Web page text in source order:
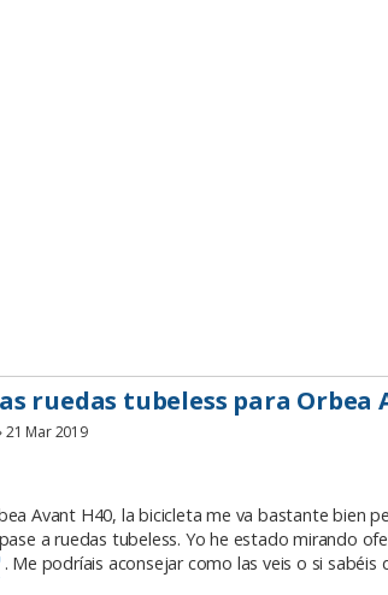
ruedas tubeless para Orbea
21 Mar 2019
Avant H40, la bicicleta me va bastante bien
a ruedas tubeless. Yo he estado mirando
. Me podríais aconsejar como las veis o si sabéis